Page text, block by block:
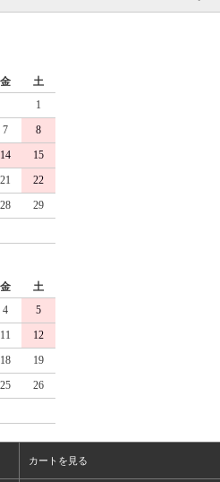
金
土
1
7
8
14
15
21
22
28
29
金
土
4
5
11
12
18
19
25
26
カートを見る